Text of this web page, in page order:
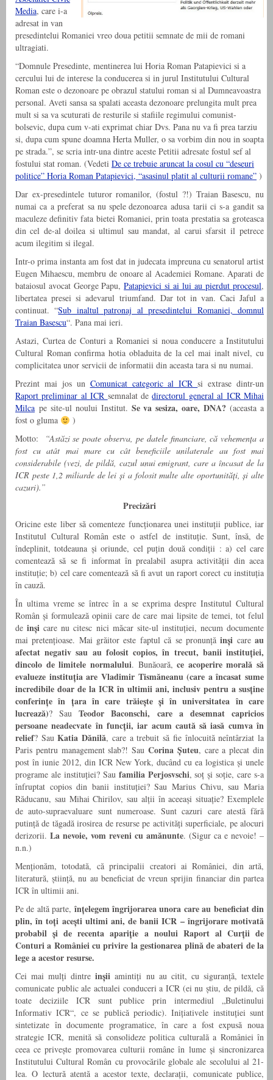
Media, care i-a
adresat in van
presedintelui Romaniei vreo doua petitii semnate de mii de romani
ultragiati.
“Domnule Presedinte, mentinerea lui Horia Roman Patapievici si a
cercului lui de interese la conducerea si in jurul Institutului Cultural
Roman este o dezonoare pe obrazul statului roman si al Dumneavoastra
personal. Aveti sansa sa spalati aceasta dezonoare prelungita mult prea
mult si sa va scuturati de resturile si stafiile regimului comunist-
bolsevic, dupa cum v-ati exprimat chiar Dvs. Pana nu va fi prea tarziu
si, dupa cum spune doamna Herta Muller, o sa vorbim din nou in soapta
pe strada.”, se scria intr-una dintre aceste Petitii adresate fostul sef al
fostului stat roman. (Vedeti De ce trebuie aruncat la cosul cu “deseuri
politice” Horia Roman Patapievici, “asasinul platit al culturii romane” )
Dar ex-presedintele tuturor romanilor, (fostul ?!) Traian Basescu, nu
numai ca a preferat sa nu spele dezonoarea adusa tarii ci s-a gandit sa
maculeze definitiv fata bietei Romaniei, prin toata prestatia sa groteasca
din cel de-al doilea si ultimul sau mandat, al carui sfarsit il petrece
acum ilegitim si ilegal.
Intr-o prima instanta am fost dat in judecata impreuna cu senatorul artist
Eugen Mihaescu, membru de onoare al Academiei Romane. Aparati de
bataiosul avocat George Papu,Patapievici si ai lui au pierdut procesul,
libertatea presei si adevarul triumfand. Dar tot in van. Caci Jaful a
continuat. “Sub inaltul patronaj al presedintelui Romaniei, domnul
Traian Basescu“. Pana mai ieri.
Astazi, Curtea de Conturi a Romaniei si noua conducere a Institutului
Cultural Roman confirma hotia obladuita de la cel mai inalt nivel, cu
complicitatea unor servicii de informatii din aceasta tara si nu numai.
Prezint mai jos un Comunicat categoric al ICRsi extrase dintr-un
Raport preliminar al ICR semnalat dedirectorul general al ICR Mihai
Milca pe site-ul noului Institut. Se va sesiza, oare, DNA? (aceasta a
fost o gluma
)
Motto:
“Astăzi se poate observa, pe datele financiare, că vehemența a
fost cu atât mai mare cu cât beneficiile unilaterale au fost mai
considerabile (vezi, de pildă, cazul unui emigrant, care a încasat de la
ICR peste 1,2 miliarde de lei și a folosit multe alte oportunități, și alte
cazuri).”
Precizări
Oricine este liber să comenteze funcționarea unei instituții publice, iar
Institutul Cultural Român este o astfel de instituție. Sunt, însă, de
îndeplinit, totdeauna și oriunde, cel puțin două condiții : a) cel care
comentează să se fi informat în prealabil asupra activității din acea
instituție; b) cel care comentează să fi avut un raport corect cu instituția
în cauză.
În ultima vreme se întrec în a se exprima despre Institutul Cultural
Român și formulează opinii care de care mai lipsite de temei, tot felul
deinși care nu citesc nici măcar site-ul instituției, necum documente
mai pretențioase. Mai grăitor este faptul că se pronunțăinși careau
afectat negativ sau au folosit copios, în trecut, banii instituției,
dincolo de limitele normalului. Bunăoară,ce acoperire morală să
evalueze instituția are Vladimir Tismăneanu (care a încasat sume
incredibile doar de la ICR în ultimii ani, inclusiv pentru a susține
conferințe în țara în care trăiește și în universitatea în care
lucrează)? SauTeodor Baconschi, care a desemnat capricios
persoane neadecvate în funcții, iar acum caută să iasă cumva în
relief? SauKatia Dănilă, care a trebuit să fie înlocuită neîntârziat la
Paris pentru management slab?! Sau Corina Șuteu, care a plecat din
post în iunie 2012, din ICR New York, ducând cu ea logistica și unele
programe ale instituției? Sau familia Perjosvschi, soț și soție, care s-a
înfruptat copios din banii instituției? Sau Marius Chivu, sau Maria
Răducanu, sau Mihai Chirilov, sau alții în aceeași situație? Exemplele
de auto-supraevaluare sunt numeroase. Sunt cazuri care atestă fără
putință de tăgadă irosirea de resurse pe activități superficiale, pe alocuri
derizorii. La nevoie, vom reveni cu amănunte. (Sigur ca e nevoie! –
n.n.)
Menționăm, totodată, că principalii creatori ai României, din artă,
literatură, știință, nu au beneficiat de vreun sprijin financiar din partea
ICR în ultimii ani.
Pe de altă parte, înțelegem îngrijorarea unora care au beneficiat din
plin, în toți acești ultimi ani, de banii ICR – îngrijorare motivată
probabil și de recenta apariție a noului Raport al Curții de
Conturi a României cu privire la gestionarea plină de abateri de la
lege a acestor resurse.
Cei mai mulți dintreinșii amintiți nu au citit, cu siguranță, textele
comunicate public ale actualei conduceri a ICR (ei nu știu, de pildă, că
toate deciziile ICR sunt publice prin intermediul „Buletinului
Informativ ICR“, ce se publică periodic). Inițiativele instituției sunt
sintetizate în documente programatice, în care a fost expusă noua
strategie ICR, menită să consolideze politica culturală a României în
ceea ce privește promovarea culturii române în lume și sincronizarea
Institutului Cultural Român cu provocările globale ale secolului al 21-
lea. O lectură atentă a acestor texte, declarații, comunicate publice,